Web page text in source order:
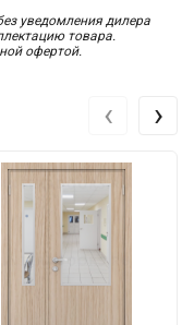
уведомления дилера
товара.
офертой.
‹ ›